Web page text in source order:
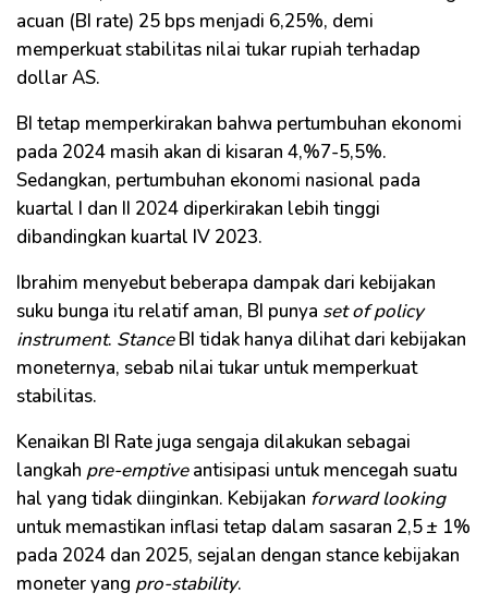
acuan (BI rate) 25 bps menjadi 6,25%, demi
memperkuat stabilitas nilai tukar rupiah terhadap
dollar AS.
BI tetap memperkirakan bahwa pertumbuhan ekonomi
pada 2024 masih akan di kisaran 4,%7-5,5%.
Sedangkan, pertumbuhan ekonomi nasional pada
kuartal I dan II 2024 diperkirakan lebih tinggi
dibandingkan kuartal IV 2023.
Ibrahim menyebut beberapa dampak dari kebijakan
suku bunga itu relatif aman, BI punya set of policy
instrument. StanceBI tidak hanya dilihat dari kebijakan
moneternya, sebab nilai tukar untuk memperkuat
stabilitas.
Kenaikan BI Rate juga sengaja dilakukan sebagai
langkah pre-emptiveantisipasi untuk mencegah suatu
hal yang tidak diinginkan. Kebijakan forward looking
untuk memastikan inflasi tetap dalam sasaran 2,5 ± 1%
pada 2024 dan 2025, sejalan dengan stance kebijakan
moneter yang pro-stability.